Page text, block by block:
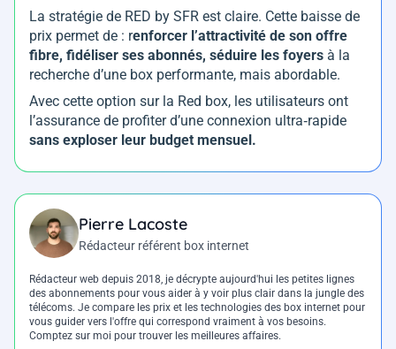
La stratégie de RED by SFR est claire. Cette baisse de
prix permet de : renforcer l’attractivité de son offre
fibre, fidéliser ses abonnés, séduire les foyers à la
recherche d’une box performante, mais abordable.
Avec cette option sur la Red box, les utilisateurs ont
l’assurance de profiter d’une connexion ultra‑rapide
sans exploser leur budget mensuel.
Pierre Lacoste
Rédacteur référent box internet
Rédacteur web depuis 2018, je décrypte aujourd'hui les petites lignes
des abonnements pour vous aider à y voir plus clair dans la jungle des
télécoms. Je compare les prix et les technologies des box internet pour
vous guider vers l'offre qui correspond vraiment à vos besoins.
Comptez sur moi pour trouver les meilleures affaires.